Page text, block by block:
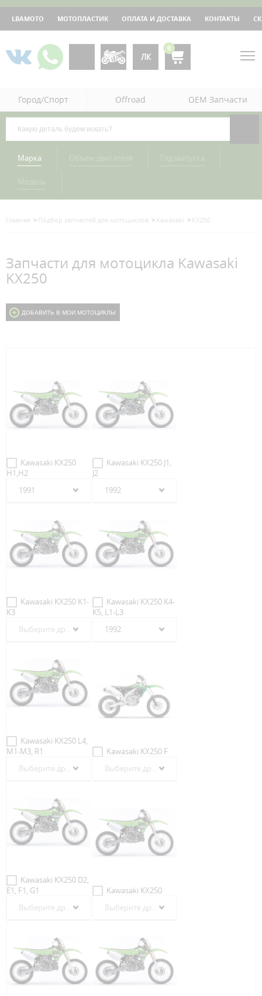
LBAMOTO МОТОПЛАСТИК ОПЛАТА И ДОСТАВКА КОНТАКТЫ
ЛК
0
Город/Спорт Offroad OEM Запчасти
Марка
Главная Подбор запчастей для мотоциклов Kawasaki KX250
Запчасти для мотоцикла Kawasaki
KX250
ДОБАВИТЬ В МОИ МОТОЦИКЛЫ
Kawasaki KX250
H1,H2
1991
Kawasaki KX250 J1,
J2
1992
Kawasaki KX250 K1-
K3
Выберите другой год
Kawasaki KX250 K4-
K5, L1-L3
1992
Kawasaki KX250 L4,
M1-M3, R1
Выберите другой год
Kawasaki KX250 F
Выберите другой год
Kawasaki KX250 D2,
E1, F1, G1
Выберите другой год
Kawasaki KX250
Выберите другой год